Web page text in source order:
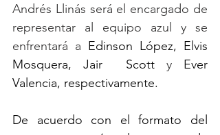
Andrés Llinás será el encargado de
representar al equipo azul y se
enfrentará a Edinson López, Elvis
Mosquera, Jair  Scott y Ever
Valencia, respectivamente.
De acuerdo con el formato del